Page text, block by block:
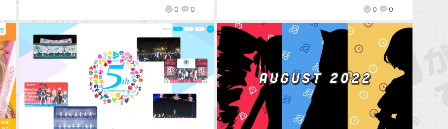
0 0 0 0